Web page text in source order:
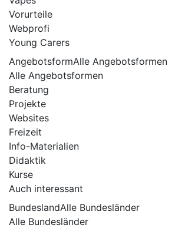
Vorurteile
Webprofi
Young Carers
AngebotsformAlle Angebotsformen
Alle Angebotsformen
Beratung
Projekte
Websites
Freizeit
Info-Materialien
Didaktik
Kurse
Auch interessant
BundeslandAlle Bundesländer
Alle Bundesländer